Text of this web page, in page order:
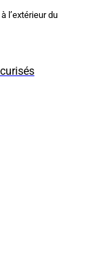
l’extérieur du